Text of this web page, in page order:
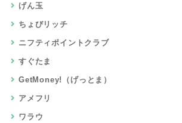
げん玉
ちょびリッチ
ニフティポイントクラブ
すぐたま
GetMoney!（げっとま）
アメフリ
ワラウ